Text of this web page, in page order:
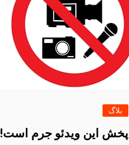
بلاگ
پخش این ویدئو جرم است!